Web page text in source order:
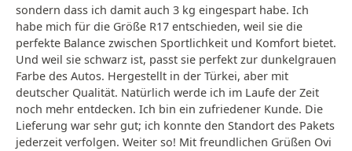
sondern dass ich damit auch 3 kg eingespart habe. Ich
habe mich für die Größe R17 entschieden, weil sie die
perfekte Balance zwischen Sportlichkeit und Komfort bietet.
Und weil sie schwarz ist, passt sie perfekt zur dunkelgrauen
Farbe des Autos. Hergestellt in der Türkei, aber mit
deutscher Qualität. Natürlich werde ich im Laufe der Zeit
noch mehr entdecken. Ich bin ein zufriedener Kunde. Die
Lieferung war sehr gut; ich konnte den Standort des Pakets
jederzeit verfolgen. Weiter so! Mit freundlichen Grüßen Ovi